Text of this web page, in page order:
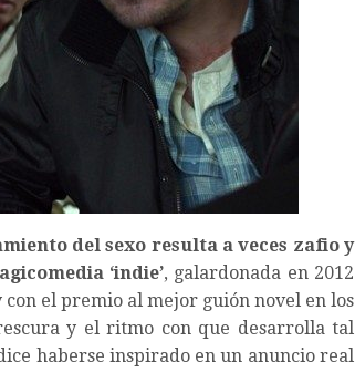
del sexo resulta a veces zafio y
‘indie’, galardonada en 2012
con el premio al mejor guión novel en los
y el ritmo con que desarrolla tal
haberse inspirado en un anuncio real